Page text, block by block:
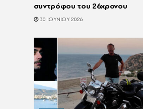
συντρόφου του 26χρονου
30 ΙΟΥΝΊΟΥ 2026